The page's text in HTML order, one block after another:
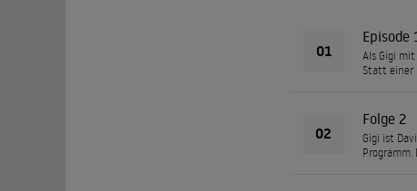
01
Episode
Als Gigi
Statt einer
02
Folge 2
Gigi ist
Programm.